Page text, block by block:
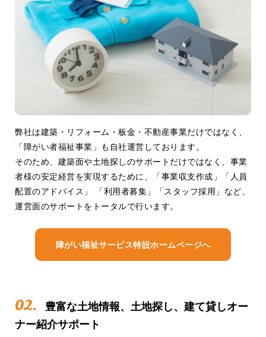
弊社は建築・リフォーム・板金・不動産事業だけではなく、
「障がい者福祉事業」も自社運営しております。
そのため、建築面や土地探しのサポートだけではなく、事業
者様の安定経営を実現するために、「事業収支作成」「人員
配置のアドバイス」 「利用者募集」「スタッフ採用」など、
運営面のサポートをトータルで行います。
障がい福祉サービス特設ホームページへ
02.
豊富な土地情報、土地探し、建て貸しオー
ナー紹介サポート